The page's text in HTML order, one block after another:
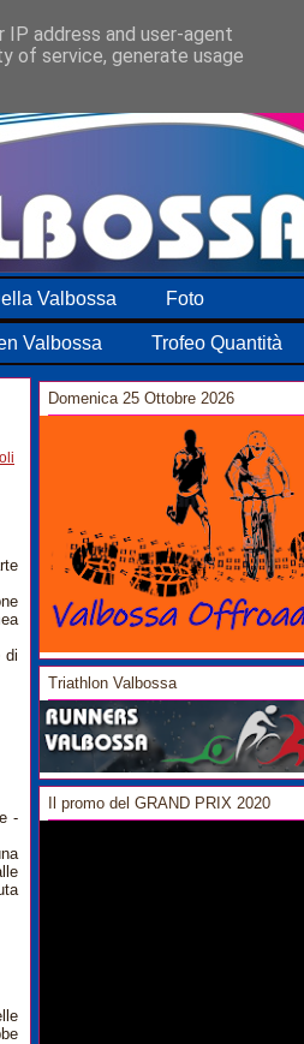
Valbossa Foto
Valbossa Trofeo Quantità
di
-
Domenica 25 Ottobre 2026
Triathlon Valbossa
Il promo del GRAND PRIX 2020
address and user-agent
of service, generate usage